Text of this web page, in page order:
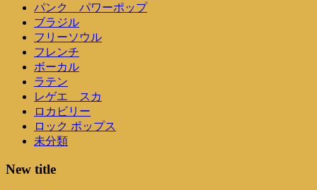
パンク パワーポップ
ブラジル
フリーソウル
フレンチ
ボーカル
ラテン
レゲエ スカ
ロカビリー
ロック ポップス
未分類
New title